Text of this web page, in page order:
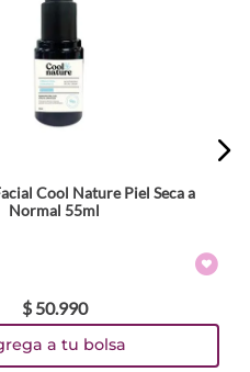
Cool Nature Piel Seca a
Normal 55ml
$ 50.990
a tu bolsa